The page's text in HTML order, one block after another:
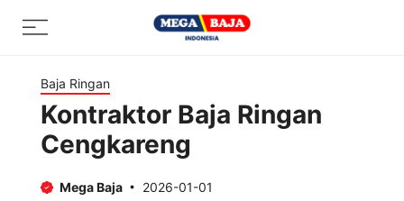
Menu
Baja Ringan
Kontraktor Baja Ringan
Cengkareng
Mega Baja 2026-01-01